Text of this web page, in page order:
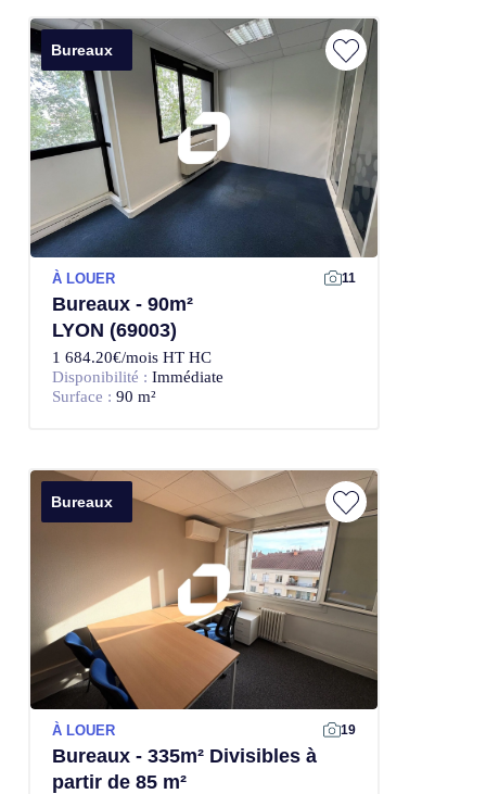
Bureaux
À LOUER 11
Bureaux - 90m²
LYON (69003)
1 684.20€/mois HT HC
Disponibilité : Immédiate
Surface : 90 m²
Bureaux
À LOUER 19
Bureaux - 335m² Divisibles à
partir de 85 m²